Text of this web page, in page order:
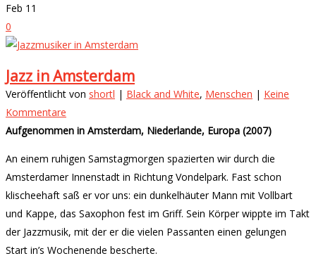
Feb 11
0
Jazz in Amsterdam
Veröffentlicht von shortl | Black and White, Menschen | Keine
Kommentare
Aufgenommen in Amsterdam, Niederlande, Europa (2007)
An einem ruhigen Samstagmorgen spazierten wir durch die
Amsterdamer Innenstadt in Richtung Vondelpark. Fast schon
klischeehaft saß er vor uns: ein dunkelhäuter Mann mit Vollbart
und Kappe, das Saxophon fest im Griff. Sein Körper wippte im Takt
der Jazzmusik, mit der er die vielen Passanten einen gelungen
Start in’s Wochenende bescherte.